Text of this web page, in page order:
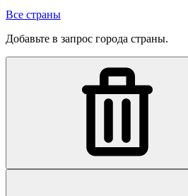
Все страны
Добавьте в запрос города страны.